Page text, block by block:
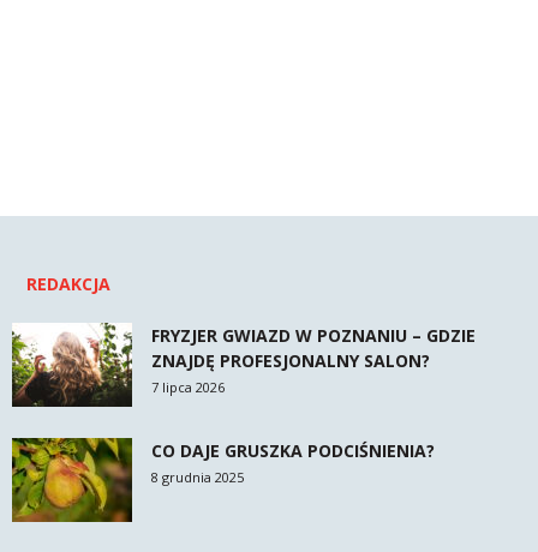
REDAKCJA
FRYZJER GWIAZD W POZNANIU – GDZIE
ZNAJDĘ PROFESJONALNY SALON?
7 lipca 2026
CO DAJE GRUSZKA PODCIŚNIENIA?
8 grudnia 2025